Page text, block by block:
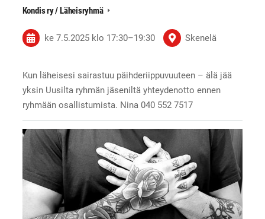
Kondis ry / Läheisryhmä
ke 7.5.2025 klo 17:30–19:30 Skenelä
Kun läheisesi sairastuu päihderiippuvuuteen – älä jää
yksin Uusilta ryhmän jäseniltä yhteydenotto ennen
ryhmään osallistumista. Nina 040 552 7517